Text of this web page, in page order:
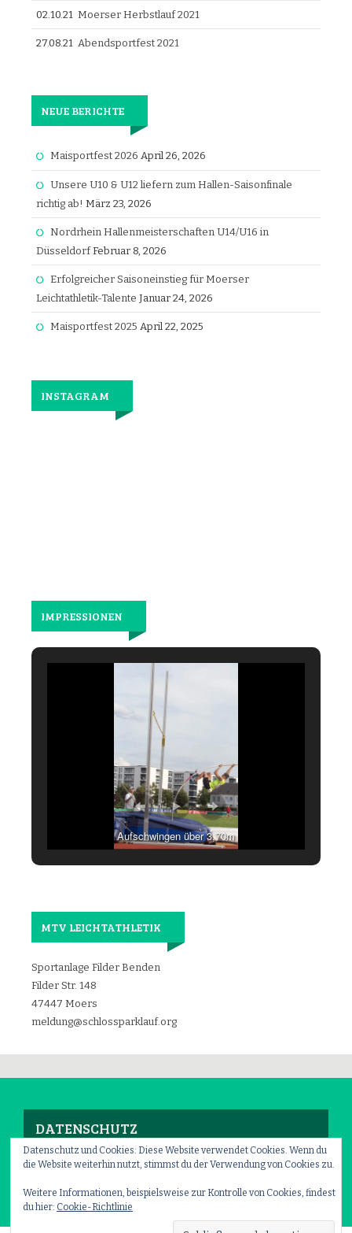
02.10.21 Moerser Herbstlauf 2021
27.08.21 Abendsportfest 2021
NEUE BERICHTE
Maisportfest 2026 April 26, 2026
Unsere U10 & U12 liefern zum Hallen-Saisonfinale
richtig ab! März 23, 2026
Nordrhein Hallenmeisterschaften U14/U16 in
Düsseldorf Februar 8, 2026
Erfolgreicher Saisoneinstieg für Moerser
Leichtathletik-Talente Januar 24, 2026
Maisportfest 2025 April 22, 2025
INSTAGRAM
IMPRESSIONEN
Aufschwingen über 3,70m
MTV LEICHTATHLETIK
Sportanlage Filder Benden
Filder Str. 148
47447 Moers
meldung@schlossparklauf.org
DATENSCHUTZ
Impressum–Datenschutz
Datenschutz und Cookies: Diese Website verwendet Cookies. Wenn du
die Website weiterhin nutzt, stimmst du der Verwendung von Cookies zu.
Weitere Informationen, beispielsweise zur Kontrolle von Cookies, findest
du hier: Cookie-Richtlinie